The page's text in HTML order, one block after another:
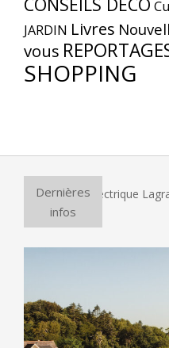
CONSEILS DÉCO
JARDIN Livres
vous
SHOPPING
Dernières
infos
à pizza électrique Lagrange :